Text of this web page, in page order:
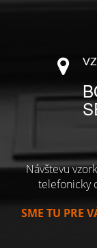
Návštevu
telefonicky
SME TU PRE